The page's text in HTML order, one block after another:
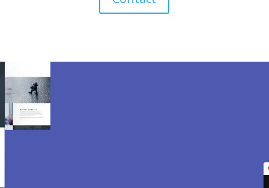
Création de site internet